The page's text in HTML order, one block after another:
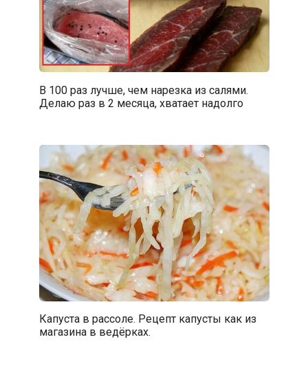
В 100 раз лучше, чем нарезка из салями.
Делаю раз в 2 месяца, хватает надолго
Капуста в рассоле. Рецепт капусты как из
магазина в ведёрках.